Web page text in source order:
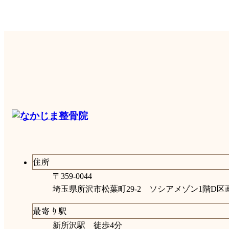
住所
〒359-0044
埼玉県所沢市松葉町29-2
ソシアメゾン1階D区
最寄り駅
新所沢駅 徒歩4分